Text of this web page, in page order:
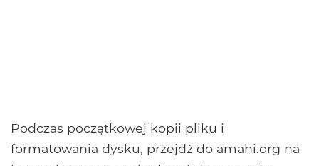
Podczas początkowej kopii pliku i
formatowania dysku, przejdź do amahi.org na